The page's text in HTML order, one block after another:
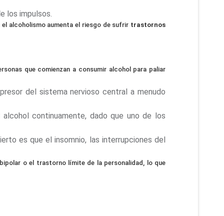
los impulsos.
el alcoholismo aumenta el riesgo de sufrir trastornos
que comienzan a consumir alcohol para paliar
del sistema nervioso central a menudo
continuamente, dado que uno de los
es que el insomnio, las interrupciones del
o el trastorno límite de la personalidad, lo que